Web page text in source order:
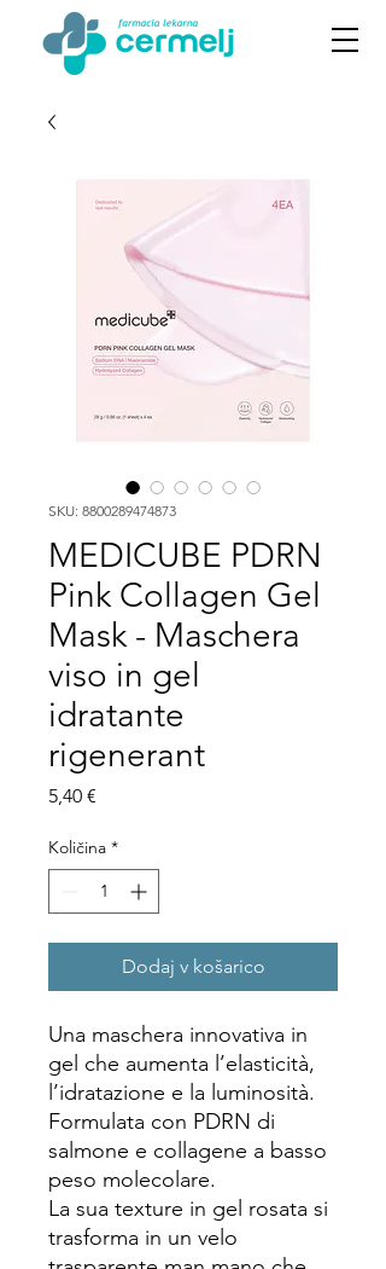
SKU: 8800289474873
MEDICUBE PDRN
Pink Collagen Gel
Mask - Maschera
viso in gel
idratante
rigenerant
5,40 €
Količina *
Dodaj v košarico
Una maschera innovativa in
gel che aumenta l’elasticità,
l’idratazione e la luminosità.
Formulata con PDRN di
salmone e collagene a basso
peso molecolare.
La sua texture in gel rosata si
trasforma in un velo